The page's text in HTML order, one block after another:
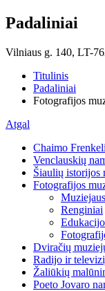
Padaliniai
Vilniaus g. 140, LT-
Titulinis
Padaliniai
Fotografijos
Atgal
Chaimo
Venclauskių
Šiaulių istorijos
Fotografijos
Renginiai
Dviračių
Radijo ir
Žaliūkių
Poeto Jovaro